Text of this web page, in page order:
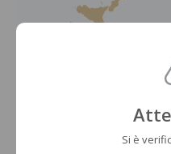
Si è